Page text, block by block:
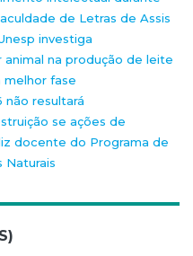
de Letras de Assis
investiga
na produção de leite
melhor fase
não resultará
se ações de
docente do Programa de
Naturais